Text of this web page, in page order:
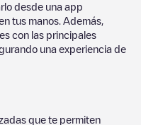
desde una app
tus manos. Además,
con las principales
una experiencia de
que te permiten